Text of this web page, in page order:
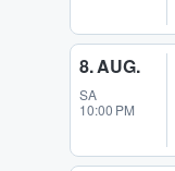
8. AUG.
SA
10:00 PM